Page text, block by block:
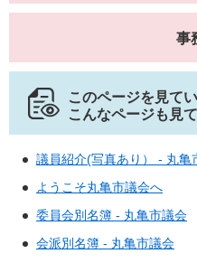
事
このページを見て
こんなページも見
議員紹介(写真あり） - 丸亀
ようこそ丸亀市議会へ
委員会別名簿 - 丸亀市議会
会派別名簿 - 丸亀市議会